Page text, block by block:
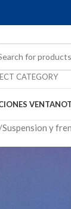
CATEGORY
VENTA
Suspension y